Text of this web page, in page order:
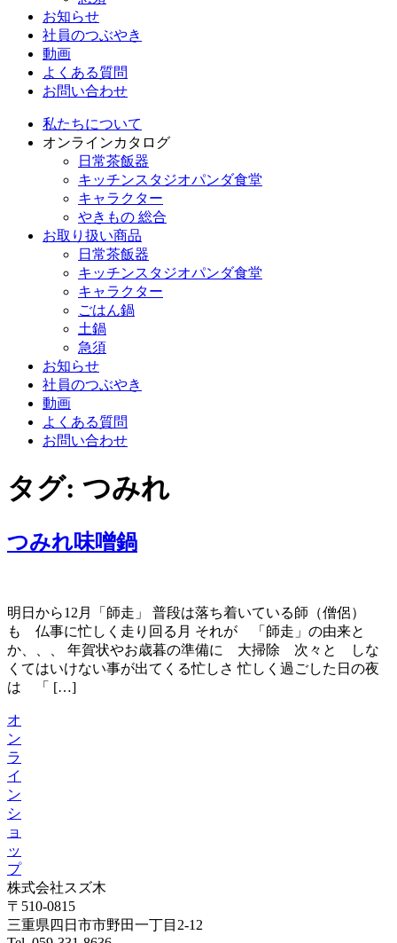
お知らせ
社員のつぶやき
動画
よくある質問
お問い合わせ
私たちについて
オンラインカタログ
日常茶飯器
キッチンスタジオパンダ食堂
キャラクター
やきもの 総合
お取り扱い商品
日常茶飯器
キッチンスタジオパンダ食堂
キャラクター
ごはん鍋
土鍋
急須
お知らせ
社員のつぶやき
動画
よくある質問
お問い合わせ
タグ: つみれ
つみれ味噌鍋
明日から12月「師走」 普段は落ち着いている師（僧侶）
も 仏事に忙しく走り回る月 それが 「師走」の由来と
か、、、 年賀状やお歳暮の準備に 大掃除 次々と しな
くてはいけない事が出てくる忙しさ 忙しく過ごした日の夜
は 「 […]
オ
ン
ラ
イ
ン
シ
ョ
ッ
プ
株式会社スズ木
〒510-0815
三重県四日市市野田一丁目2-12